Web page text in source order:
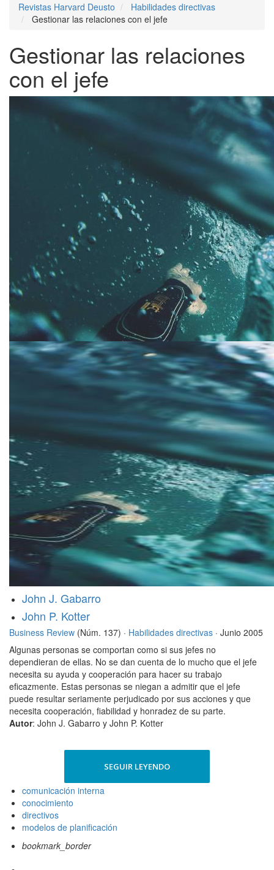
Revistas Harvard Deusto
Habilidades directivas
Gestionar las relaciones con el jefe
Gestionar las relaciones
con el jefe
John J. Gabarro
John P. Kotter
Business Review (Núm. 137) · Habilidades directivas · Junio 2005
Algunas personas se comportan como si sus jefes no
dependieran de ellas. No se dan cuenta de lo mucho que el jefe
necesita su ayuda y cooperación para hacer su trabajo
eficazmente. Estas personas se niegan a admitir que el jefe
puede resultar seriamente perjudicado por sus acciones y que
necesita cooperación, fiabilidad y honradez de su parte.
Autor: John J. Gabarro y John P. Kotter
SEGUIR LEYENDO
comunicación interna
conocimiento
directivos
modelos de planificación
bookmark_border